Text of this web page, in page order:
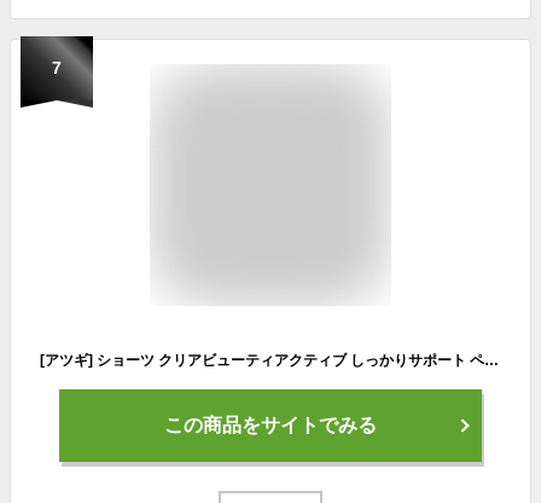
7
[アツギ] ショーツ クリアビューティアクティブ しっかりサポート ペアショーツ 2枚セット レディース 84760DS ブラック LL
この商品をサイトでみる